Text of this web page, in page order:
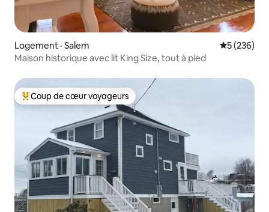
Logement · Salem Note
5 (236)
Maison historique avec lit King Size, tout à pied
Coup de cœur voyageurs parmi les plus aimés
Coup de cœur voyageurs